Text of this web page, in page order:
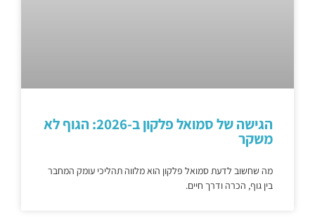
הגישה של סמואל פלקון ב-2026: הגוף לא
משקר
מה שחשוב לדעת סמואל פלקון הוא מלווה תהליכי עומק המחבר
בין גוף, הכרה ודרך חיים.